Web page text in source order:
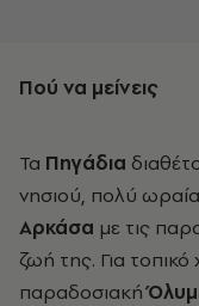
Πού να μείνεις
Τα Πηγάδια
νησιού, πολύ ωραία
Αρκάσα με τις
ζωή της. Για
παραδοσιακή